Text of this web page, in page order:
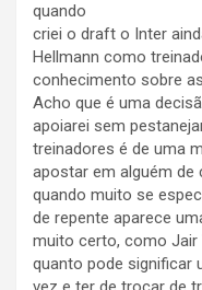
quando
criei o draft o Inter
Hellmann como
conhecimento sobre
Acho que é uma
apoiarei sem
treinadores é de uma
apostar em alguém de
quando muito se
de repente aparece
muito certo, como Jair
quanto pode significar